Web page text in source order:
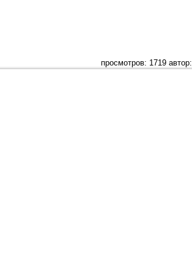
просмотров: 1719 автор: